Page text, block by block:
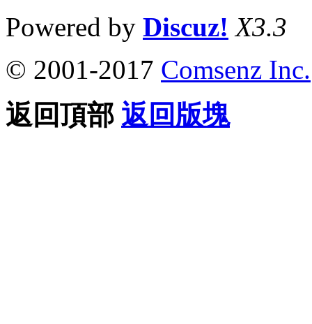
Powered by Discuz! X3.3
© 2001-2017 Comsenz Inc.
返回頂部 返回版塊